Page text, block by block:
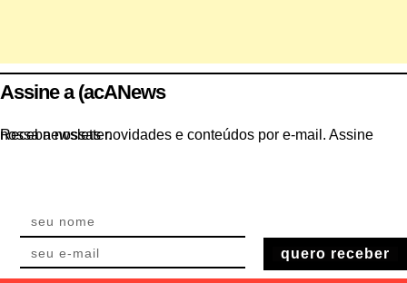
Assine a (acANews
Receba nossas novidades e conteúdos por e-mail. Assine nossa newsletter.
quero receber